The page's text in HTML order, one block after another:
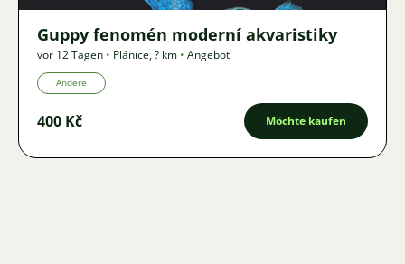
Guppy fenomén moderní akvaristiky
vor 12 Tagen • Plánice,? km • Angebot
Andere
400 Kč Möchte kaufen